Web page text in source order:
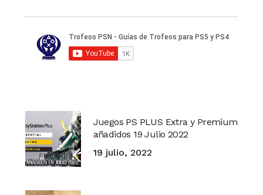
Juegos PS PLUS Extra y Premium
añadidos 19 Julio 2022
19 julio, 2022